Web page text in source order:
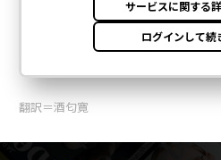
翻訳＝酒匂寛